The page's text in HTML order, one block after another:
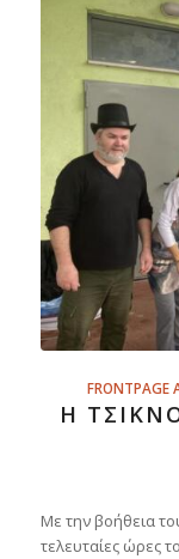
FRONTPAGE
Η
Με την βοήθεια
τελευταίες ώρες